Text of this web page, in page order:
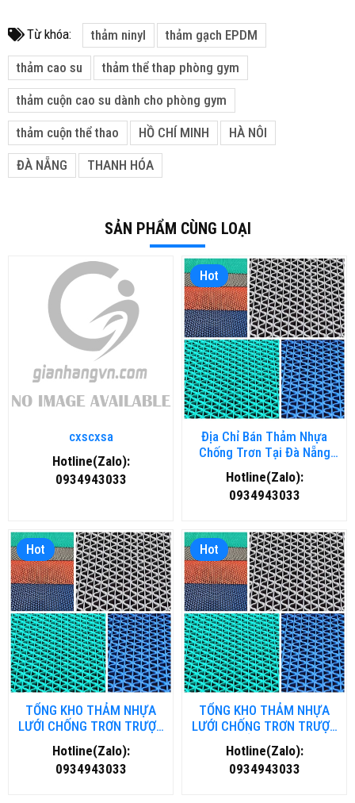
Từ khóa: thảm ninyl thảm gạch EPDM
thảm cao su thảm thể thap phòng gym
thảm cuộn cao su dành cho phòng gym
thảm cuộn thể thao HỒ CHÍ MINH HÀ NÔI
ĐÀ NẴNG THANH HÓA
SẢN PHẨM CÙNG LOẠI
cxscxsa
Hotline(Zalo):
0934943033
Hot
Địa Chỉ Bán Thảm Nhựa
Chống Trơn Tại Đà Nẵng
Chất Lượng, Giá Rẻ
Hotline(Zalo):
0934943033
Hot
TỔNG KHO THẢM NHỰA
LƯỚI CHỐNG TRƠN TRƯỢT
TẠI HÀ NỘI
Hotline(Zalo):
0934943033
Hot
TỔNG KHO THẢM NHỰA
LƯỚI CHỐNG TRƠN TRƯỢT
TẠI HỒ CHÍ MINH
Hotline(Zalo):
0934943033